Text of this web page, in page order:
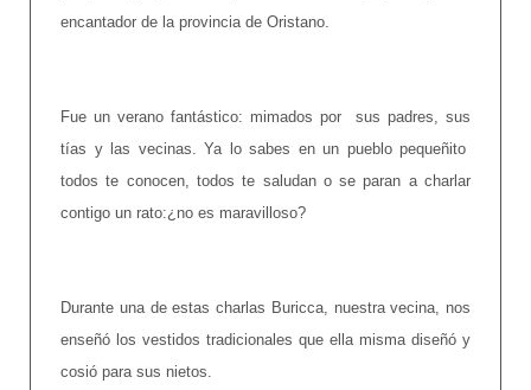
encantador de la provincia de Oristano.
Fue un verano fantástico: mimados por sus padres, sus
tías y las vecinas. Ya lo sabes en un pueblo pequeñito
todos te conocen, todos te saludan o se paran a charlar
contigo un rato:¿no es maravilloso?
Durante una de estas charlas Buricca, nuestra vecina, nos
enseñó los vestidos tradicionales que ella misma diseñó y
cosió para sus nietos.